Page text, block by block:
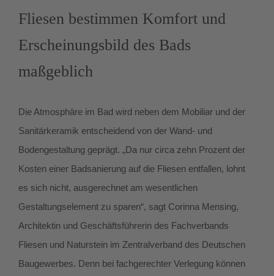
Fliesen bestimmen Komfort und
Erscheinungsbild des Bads
maßgeblich
Die Atmosphäre im Bad wird neben dem Mobiliar und der
Sanitärkeramik entscheidend von der Wand- und
Bodengestaltung geprägt. „Da nur circa zehn Prozent der
Kosten einer Badsanierung auf die Fliesen entfallen, lohnt
es sich nicht, ausgerechnet am wesentlichen
Gestaltungselement zu sparen“, sagt Corinna Mensing,
Architektin und Geschäftsführerin des Fachverbands
Fliesen und Naturstein im Zentralverband des Deutschen
Baugewerbes. Denn bei fachgerechter Verlegung können